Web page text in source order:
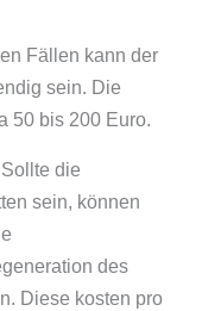
Fällen kann der
sein. Die
50 bis 200 Euro.
die
sein, können
des
Diese kosten pro